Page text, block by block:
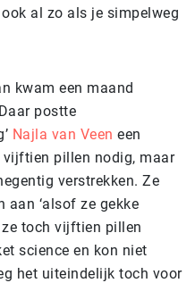
al zo als je simpelweg
kwam een maand
postte
Najla van Veen een
pillen nodig, maar
verstrekken. Ze
aan ‘alsof ze gekke
ze toch vijftien pillen
science en kon niet
het uiteindelijk toch voor